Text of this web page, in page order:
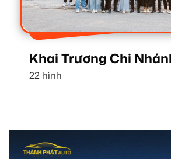
Khai Trương Chi
22 hình